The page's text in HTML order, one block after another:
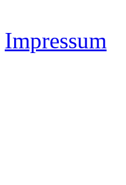
Impressum